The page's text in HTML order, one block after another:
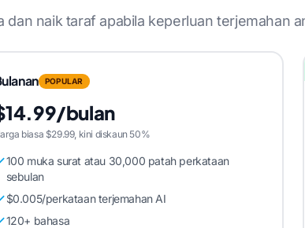
dan naik taraf apabila keperluan terjemahan
POPULAR
bulan
biasa $29.99, kini diskaun 50%
100 muka surat atau 30,000 patah perkataan
sebulan
$0.005/perkataan terjemahan AI
120+ bahasa